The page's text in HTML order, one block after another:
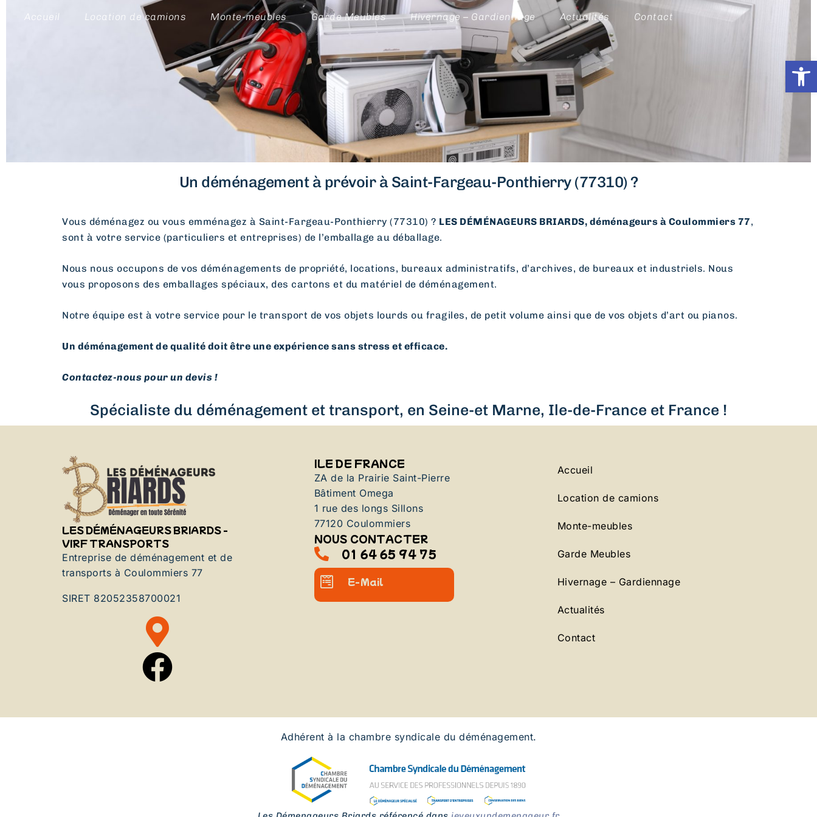
Ouvrir
Accueil Location de camions Monte-meubles Garde Meubles Hivernage – Gardiennage Actualités Contact
Un déménagement à prévoir à Saint-Fargeau-Ponthierry (77310) ?
Vous déménagez ou vous emménagez à Saint-Fargeau-Ponthierry (77310) ? LES DÉMÉNAGEURS BRIARDS, déménageurs à Coulommiers 77,
sont à votre service (particuliers et entreprises) de l’emballage au déballage.
Nous nous occupons de vos déménagements de propriété, locations, bureaux administratifs, d’archives, de bureaux et industriels. Nous
vous proposons des emballages spéciaux, des cartons et du matériel de déménagement.
Notre équipe est à votre service pour le transport de vos objets lourds ou fragiles, de petit volume ainsi que de vos objets d’art ou pianos.
Un déménagement de qualité doit être une expérience sans stress et efficace.
Contactez-nous pour un devis !
Spécialiste du déménagement et transport, en Seine-et Marne, Ile-de-France et France !
LES DÉMÉNAGEURS BRIARDS -
VIRF TRANSPORTS
Entreprise de déménagement et de
transports à Coulommiers 77
SIRET 82052358700021
ILE DE FRANCE
ZA de la Prairie Saint-Pierre
Bâtiment Omega
1 rue des longs Sillons
77120 Coulommiers
NOUS CONTACTER
01 64 65 94 75
E-Mail
Accueil
Location de camions
Monte-meubles
Garde Meubles
Hivernage – Gardiennage
Actualités
Contact
Adhérent à la chambre syndicale du déménagement.